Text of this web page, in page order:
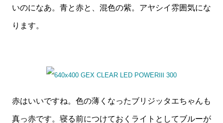
いのになあ。青と赤と、混色の紫。アヤシイ雰囲気にな
ります。
赤はいいですね。色の薄くなったブリジッタエちゃんも
真っ赤です。寝る前につけておくライトとしてブルーが